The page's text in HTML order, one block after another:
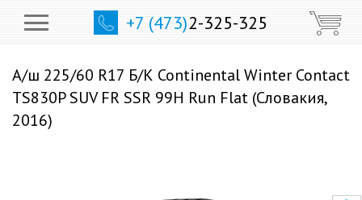
+7 (473)2-325-325
А/ш 225/60 R17 Б/К Continental Winter Contact
TS830P SUV FR SSR 99H Run Flat (Словакия,
2016)